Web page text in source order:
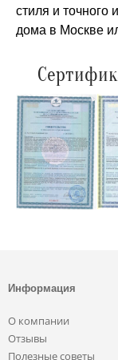
стиля и
дома в Москве
Информация
О компании
Отзывы
Полезные советы